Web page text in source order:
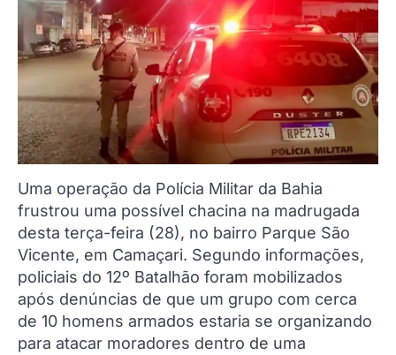
Uma operação da Polícia Militar da Bahia
frustrou uma possível chacina na madrugada
desta terça-feira (28), no bairro Parque São
Vicente, em Camaçari. Segundo informações,
policiais do 12º Batalhão foram mobilizados
após denúncias de que um grupo com cerca
de 10 homens armados estaria se organizando
para atacar moradores dentro de uma